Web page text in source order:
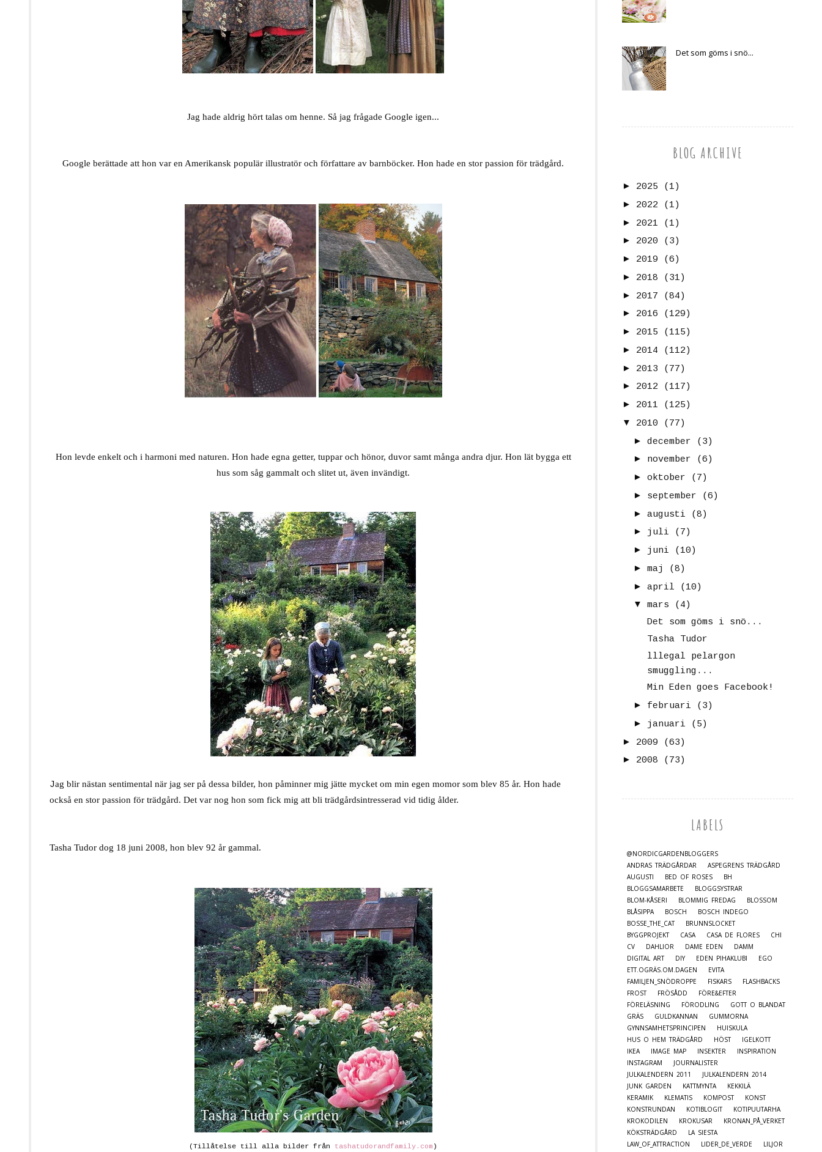
Jag hade aldrig hört talas om henne. Så jag frågade Google igen...
Google berättade att hon var en Amerikansk populär illustratör och författare av barnböcker. Hon hade en stor passion för trädgård.
Hon levde enkelt och i harmoni med naturen. Hon hade egna getter, tuppar och hönor, duvor samt många andra djur. Hon lät bygga ett
hus som såg gammalt och slitet ut, även invändigt.
Jag blir nästan sentimental när jag ser på dessa bilder, hon påminner mig jätte mycket om min egen momor som blev 85 år. Hon hade
också en stor passion för trädgård. Det var nog hon som fick mig att bli trädgårdsintresserad vid tidig ålder.
Tasha Tudor dog 18 juni 2008, hon blev 92 år gammal.
(Tillåtelse till alla bilder från tashatudorandfamily.com )
Det som göms i snö...
BLOG ARCHIVE
► 2025
(1)
► 2022
(1)
► 2021
(1)
► 2020
(3)
► 2019
(6)
► 2018
(31)
► 2017
(84)
► 2016
(129)
► 2015
(115)
► 2014
(112)
► 2013
(77)
► 2012
(117)
► 2011
(125)
▼
2010
(77)
► december
(3)
► november
(6)
► oktober
(7)
► september
(6)
► augusti
(8)
► juli
(7)
► juni
(10)
► maj
(8)
► april
(10)
▼
mars
(4)
Det som göms i snö...
Tasha Tudor
lllegal pelargon
smuggling...
Min Eden goes Facebook!
► februari
(3)
► januari
(5)
► 2009
(63)
► 2008 (73)
LABELS
@NORDICGARDENBLOGGERS
ANDRAS TRÄDGÅRDAR
ASPEGRENS TRÄDGÅRD
AUGUSTI
BED OF ROSES
BH
BLOGGSAMARBETE
BLOGGSYSTRAR
BLOM-KÅSERI
BLOMMIG FREDAG
BLOSSOM
BLÅSIPPA
BOSCH
BOSCH INDEGO
BOSSE_THE_CAT
BRUNNSLOCKET
BYGGPROJEKT
CASA CASA DE FLORES
CHI
CV
DAHLIOR DAME EDEN
DAMM
DIGITAL ART
DIY EDEN PIHAKLUBI
EGO
ETT.OGRÄS.OM.DAGEN
EVITA
FAMILJEN_SNÖDROPPE
FISKARS
FLASHBACKS
FROST
FRÖSÅDD
FÖRE&EFTER
FÖRELÄSNING
FÖRODLING
GOTT O BLANDAT
GRÄS
GULDKANNAN
GUMMORNA
GYNNSAMHETSPRINCIPEN
HUISKULA
HUS O HEM TRÄDGÅRD
HÖST
IGELKOTT
IKEA
IMAGE MAP INSEKTER
INSPIRATION
INSTAGRAM
JOURNALISTER
JULKALENDERN 2011
JULKALENDERN 2014
JUNK GARDEN
KATTMYNTA
KEKKILÄ
KERAMIK
KLEMATIS KOMPOST
KONST
KONSTRUNDAN
KOTIBLOGIT
KOTIPUUTARHA
KROKODILEN
KROKUSAR
KRONAN_PÅ_VERKET
KÖKSTRÄDGÅRD
LA SIESTA
LAW_OF_ATTRACTION
LIDER_DE_VERDE
LILJOR